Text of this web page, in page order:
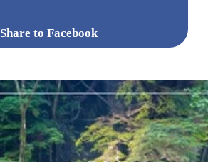
Share to Facebook